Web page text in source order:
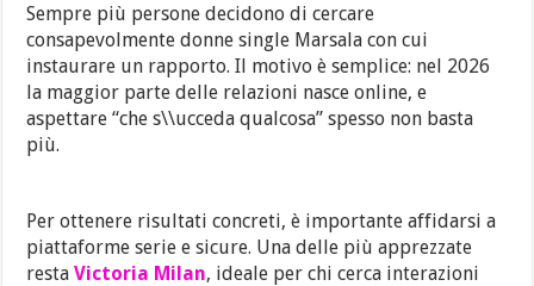
Sempre più persone decidono di cercare
consapevolmente donne single Marsala con cui
instaurare un rapporto. Il motivo è semplice: nel 2026
la maggior parte delle relazioni nasce online, e
aspettare “che s\\ucceda qualcosa” spesso non basta
più.
Per ottenere risultati concreti, è importante affidarsi a
piattaforme serie e sicure. Una delle più apprezzate
restaVictoria Milan, ideale per chi cerca interazioni